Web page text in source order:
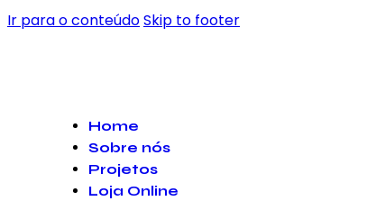
Ir para o conteúdoSkip to footer
Home
Sobre nós
Projetos
Loja Online